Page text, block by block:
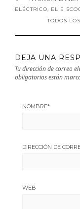
ELÉCTRICO, EL E
TODOS
DEJA UNA
Tu dirección de correo
obligatorios están
NOMBRE*
DIRECCIÓN DE
WEB